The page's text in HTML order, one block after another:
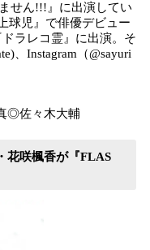
せん!!!』に出演してい
球児』で俳優デビュー
ラレコ霊』に出演。そ
、Instagram（@sayuri
◎佐々木大輔
花咲楓香が『FLAS